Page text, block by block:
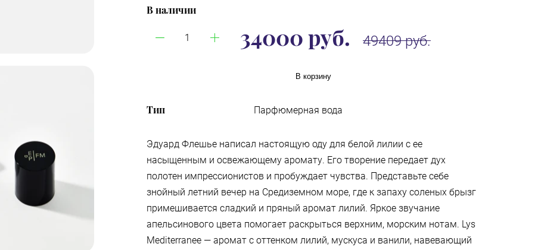
В наличии
34000 руб. 49409 руб.
В корзину
Тип Парфюмерная вода
Эдуард Флешье написал настоящую оду для белой лилии с ее
насыщенным и освежающему аромату. Его творение передает дух
полотен импрессионистов и пробуждает чувства. Представьте себе
знойный летний вечер на Средиземном море, где к запаху соленых брызг
примешивается сладкий и пряный аромат лилий. Яркое звучание
апельсинового цвета помогает раскрыться верхним, морским нотам. Lys
Mediterranee — аромат с оттенком лилий, мускуса и ванили, навевающий